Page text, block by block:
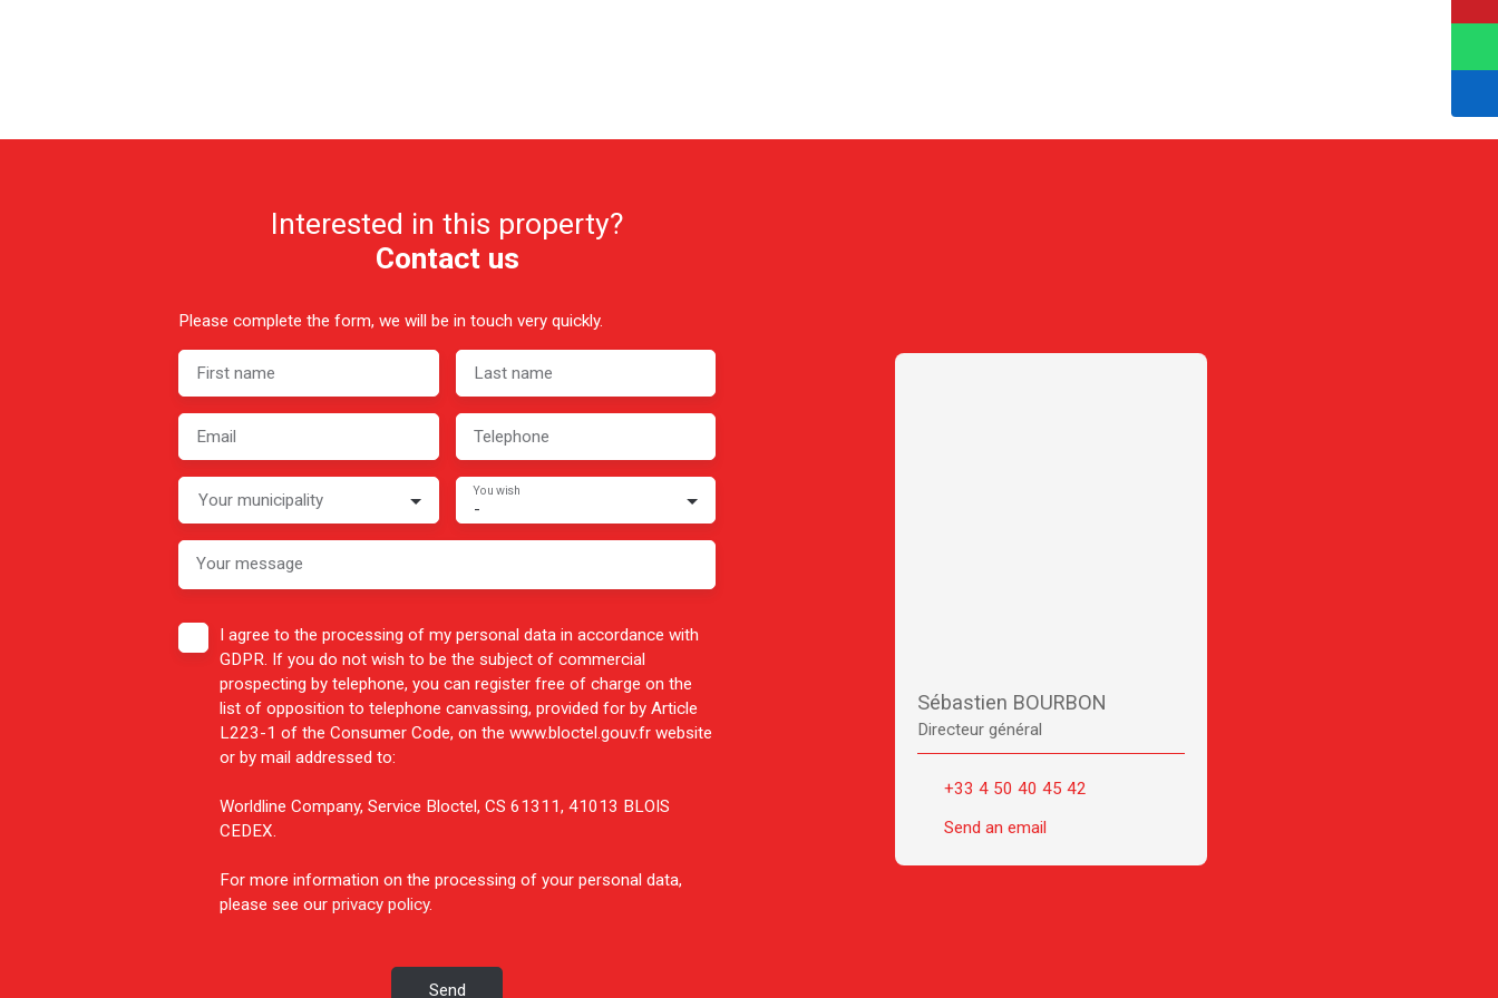
Interested in this property?
Contact us
Please complete the form, we will be in touch very quickly.
First name Last name
Email Telephone
Your municipality -
You wish
Your message
I agree to the processing of my personal data in accordance with
GDPR. If you do not wish to be the subject of commercial
prospecting by telephone, you can register free of charge on the
list of opposition to telephone canvassing, provided for by Article
L223-1 of the Consumer Code, on the www.bloctel.gouv.fr website
or by mail addressed to:
Worldline Company, Service Bloctel, CS 61311, 41013 BLOIS
CEDEX.
For more information on the processing of your personal data,
please see our privacy policy.
Send
Sébastien BOURBON
Directeur général
+33 4 50 40 45 42
Send an email